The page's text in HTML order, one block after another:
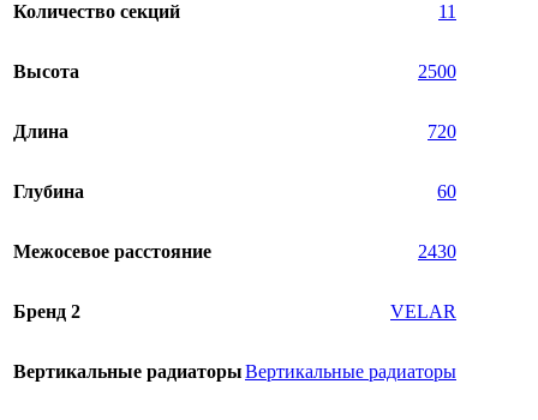
Количество секций 11
Высота 2500
Длина 720
Глубина 60
Межосевое расстояние 2430
Бренд 2 VELAR
Вертикальные радиаторыВертикальные радиаторы